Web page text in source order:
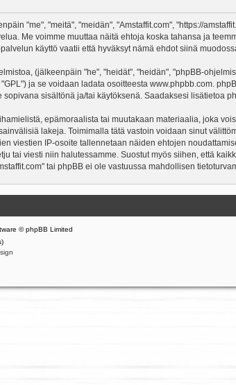
"me", "meitä", "meidän", "Amstaffit.com", "https://
Me voimme muuttaa näitä ehtoja koska tahansa ja
käyttö vaatii että hyväksyt nämä ehdot siinä
(jälkeenpäin "he", "heidät", "heidän", "phpBB-
ja se voidaan ladata osoitteesta www.phpbb.com.
sisältönä ja/tai käytöksenä. Saadaksesi lisätietoa
epämoraalista tai muutakaan materiaalia, joka
lakeja. Toimimalla tätä vastoin voidaan sinut
viestien IP-osoite tallennetaan näiden ehtojen
tai viesti niin halutessamme. Suostut myös siihen, että
tai phpBB ei ole vastuussa mahdollisen
© phpBB Limited